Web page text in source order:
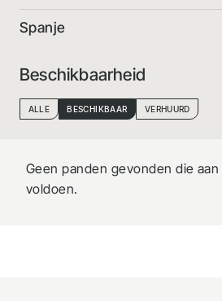
Spanje
Beschikbaarheid
ALLE BESCHIKBAAR VERHUURD
Geen panden gevonden die
voldoen.